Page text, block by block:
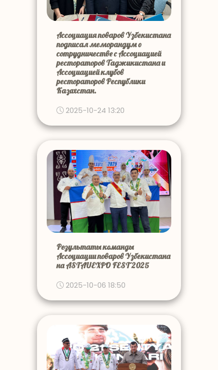
Ассоциация поваров Узбекистана
подписал меморандум о
сотрудничестве с Ассоциацией
рестораторов Таджикистана и
Ассоциацией клубов
рестораторов Республики
Казахстан.
2025-10-24 13:20
Результаты команды
Ассоциации поваров Узбекистана
на ASTAUEXPO FEST 2025
2025-10-06 18:50